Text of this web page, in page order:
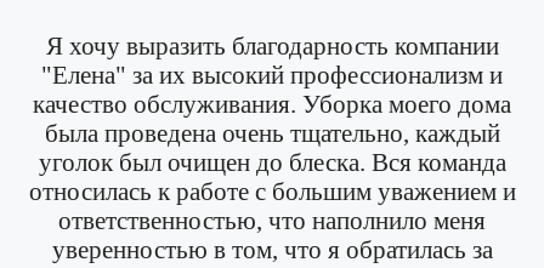
Я хочу выразить благодарность компании
"Елена" за их высокий профессионализм и
качество обслуживания. Уборка моего дома
была проведена очень тщательно, каждый
уголок был очищен до блеска. Вся команда
относилась к работе с большим уважением и
ответственностью, что наполнило меня
уверенностью в том, что я обратилась за